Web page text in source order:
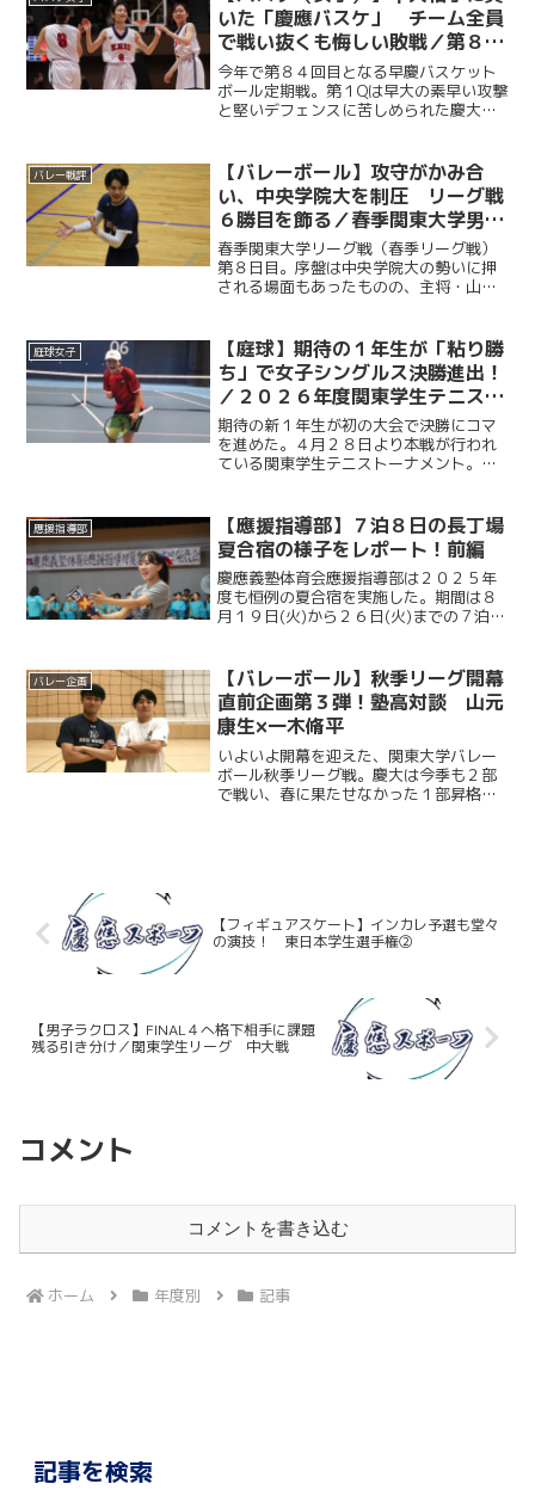
－３で敗れた。しかし、...
いた「慶應バスケ」 チーム全員
で戦い抜くも悔しい敗戦／第８４
回早慶バスケットボール定期戦
今年で第８４回目となる早慶バスケット
ボール定期戦。第１Qは早大の素早い攻撃
と堅いデフェンスに苦しめられた慶大だ
を喫したものの、最後まで慶應らしい泥
臭いバスケを貫き、４...
バレー戦評
【バレーボール】攻守がかみ合
い、中央学院大を制圧 リーグ戦
６勝目を飾る／春季関東大学男子
バレーボールリーグ戦第８日目vs
中央学院大
春季関東大学リーグ戦（春季リーグ戦）
第８日目。序盤は中央学院大の勢いに押
される場面もあったものの、主将・山口
の連続サービスエースで一気に主導権を
握り、第１セットを先取し...
庭球女子
【庭球】期待の１年生が「粘り勝
ち」で女子シングルス決勝進出！
／２０２６年度関東学生テニスト
ーナメント
期待の新１年生が初の大会で決勝にコマ
を進めた。４月２８日より本戦が行われ
ている関東学生テニストーナメント。大
さに加え最大１０メートルの強風が吹い
たこの日、内藤悠香（総政...
應援指導部
【應援指導部】７泊８日の長丁場
夏合宿の様子をレポート！前編
慶應義塾体育会應援指導部は２０２５年
度も恒例の夏合宿を実施した。期間は８
月１９日(火)から２６日(火)までの７泊８
が送られているのか。我々ケイスポは、
８月2４日(日)か...
バレー企画
【バレーボール】秋季リーグ開幕
直前企画第３弾！塾高対談 山元
康生×一木脩平
いよいよ開幕を迎えた、関東大学バレー
ボール秋季リーグ戦。慶大は今季も２部
で戦い、春に果たせなかった１部昇格を
【フィギュアスケート】インカレ予選も堂々
の演技！ 東日本学生選手権②
【男子ラクロス】FINAL４へ格下相手に課題
残る引き分け／関東学生リーグ 中大戦
コメント
コメントを書き込む
ホーム 年度別 記事
記事を検索